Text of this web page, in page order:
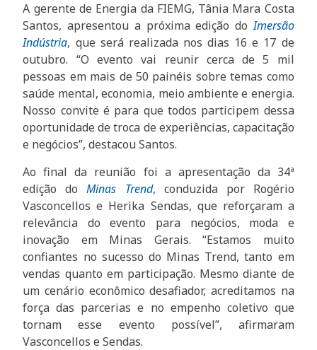
A gerente de Energia da FIEMG, Tânia Mara Costa
Santos, apresentou a próxima edição doImersão
Indústria, que será realizada nos dias 16 e 17 de
outubro. “O evento vai reunir cerca de 5 mil
pessoas em mais de 50 painéis sobre temas como
saúde mental, economia, meio ambiente e energia.
Nosso convite é para que todos participem dessa
oportunidade de troca de experiências, capacitação
e negócios”, destacou Santos.
Ao final da reunião foi a apresentação da 34ª
edição doMinas Trend, conduzida por Rogério
Vasconcellos e Herika Sendas, que reforçaram a
relevância do evento para negócios, moda e
inovação em Minas Gerais. “Estamos muito
confiantes no sucesso do Minas Trend, tanto em
vendas quanto em participação. Mesmo diante de
um cenário econômico desafiador, acreditamos na
força das parcerias e no empenho coletivo que
tornam esse evento possível”, afirmaram
Vasconcellos e Sendas.